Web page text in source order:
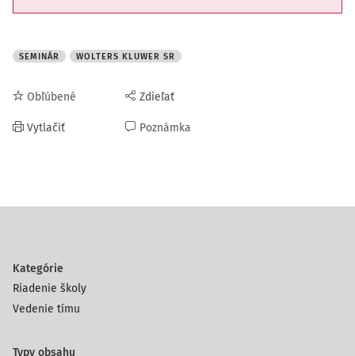
SEMINÁR WOLTERS KLUWER SR
Obľúbené
Vytlačiť
Zdieľať
Poznámka
Kategórie
Riadenie školy
Vedenie tímu
Typy obsahu